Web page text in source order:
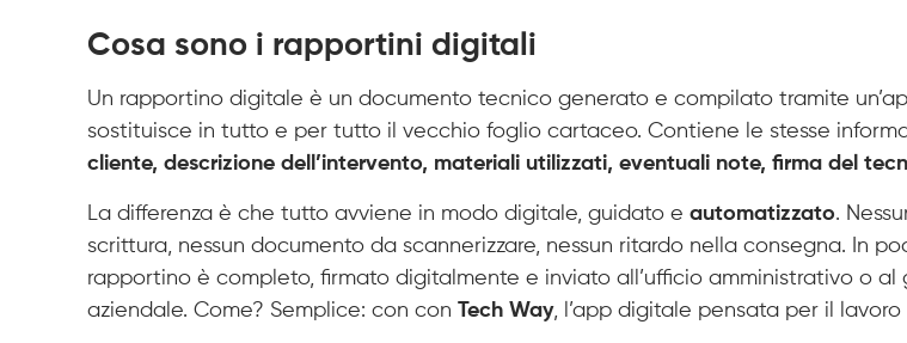
Cosa sono i rapportini digitali
Un rapportino digitale è un documento tecnico generato e compilato tramite
sostituisce in tutto e per tutto il vecchio foglio cartaceo. Contiene le stesse
cliente, descrizione dell’intervento, materiali utilizzati, eventuali note, firma del
La differenza è che tutto avviene in modo digitale, guidato e automatizzato.
scrittura, nessun documento da scannerizzare, nessun ritardo nella consegna. In
rapportino è completo, firmato digitalmente e inviato all’ufficio amministrativo o al
aziendale. Come? Semplice: con con Tech Way, l’app digitale pensata per il lavoro